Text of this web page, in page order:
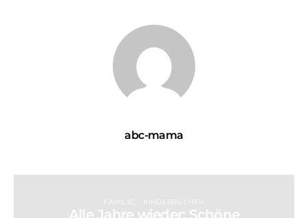
abc-mama
FAMILIE KINDERBÜCHER
Alle Jahre wieder: Schöne